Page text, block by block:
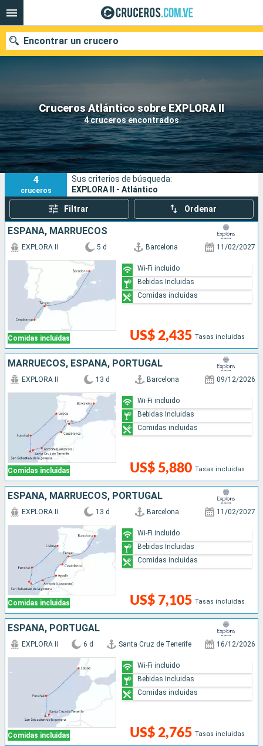
Cruceros Atlántico sobre EXPLORA II
4 cruceros encontrados
Encontrar un crucero
Nuestros destinos
Fecha de salida
Puertos Compañías
Buscar
4
cruceros
Sus criterios de búsqueda:
EXPLORA II - Atlántico
Filtrar Ordenar
ESPAÑA, MARRUECOS
Comidas incluidas
EXPLORA II 5 d Barcelona 11/02/2027
US$ 2,435 Tasas incluidas
Wi-Fi incluido
Bebidas Incluidas
Comidas incluidas
MARRUECOS, ESPAÑA, PORTUGAL
Comidas incluidas
EXPLORA II 13 d Barcelona 09/12/2026
US$ 5,880 Tasas incluidas
Wi-Fi incluido
Bebidas Incluidas
Comidas incluidas
ESPAÑA, MARRUECOS, PORTUGAL
Comidas incluidas
EXPLORA II 13 d Barcelona 11/02/2027
US$ 7,105 Tasas incluidas
Wi-Fi incluido
Bebidas Incluidas
Comidas incluidas
ESPAÑA, PORTUGAL
Comidas incluidas
EXPLORA II 6 d Santa Cruz de Tenerife 16/12/2026
US$ 2,765 Tasas incluidas
Wi-Fi incluido
Bebidas Incluidas
Comidas incluidas